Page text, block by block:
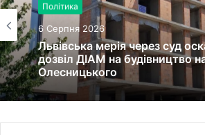
Політика
6 Серпня 2026
Львівська мерія через суд
дозвіл ДІАМ на будівництво
Олесницького